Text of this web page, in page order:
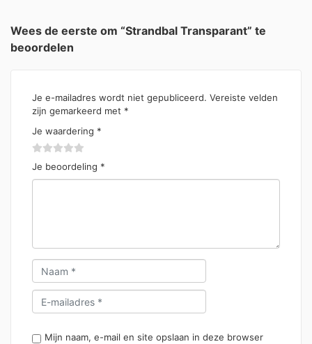
Wees de eerste om “Strandbal Transparant” te
beoordelen
Je e-mailadres wordt niet gepubliceerd. Vereiste velden
zijn gemarkeerd met *
Je waardering *
Je beoordeling *
Mijn naam, e-mail en site opslaan in deze browser